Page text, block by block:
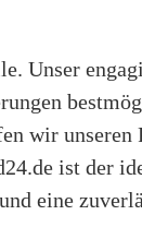
Unser
wir
ist der
eine